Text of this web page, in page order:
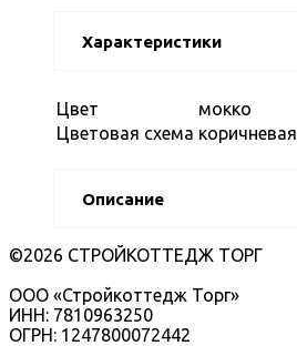
Характеристики
Цвет
мокко
Цветовая схема коричневая
Описание
©2026 СТРОЙКОТТЕДЖ ТОРГ
ООО «Стройкоттедж Торг»
ИНН: 7810963250
ОГРН: 1247800072442